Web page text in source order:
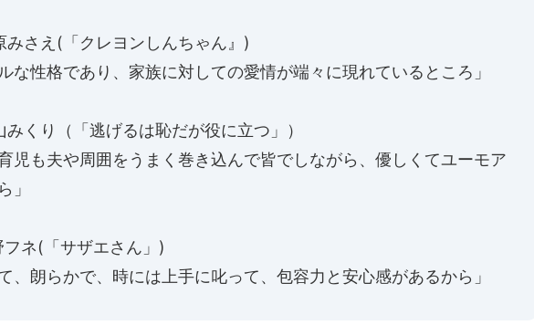
みさえ(「クレヨンしんちゃん』)
な性格であり、家族に対しての愛情が端々に現れているところ」
みくり（「逃げるは恥だが役に立つ」）
育児も夫や周囲をうまく巻き込んで皆でしながら、優しくてユーモア
」
フネ(「サザエさん」)
、朗らかで、時には上手に叱って、包容力と安心感があるから」